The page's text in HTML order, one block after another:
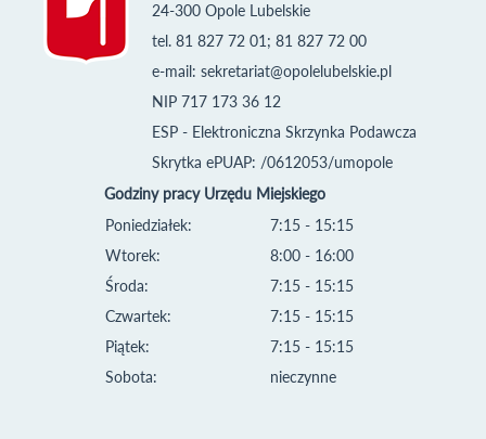
24-300 Opole Lubelskie
tel. 81 827 72 01; 81 827 72 00
e-mail: sekretariat@opolelubelskie.pl
NIP 717 173 36 12
ESP - Elektroniczna Skrzynka Podawcza
Skrytka ePUAP: /0612053/umopole
Godziny pracy Urzędu Miejskiego
Poniedziałek:
Wtorek:
Środa:
Czwartek:
Piątek:
Sobota:
7:15 - 15:15
8:00 - 16:00
7:15 - 15:15
7:15 - 15:15
7:15 - 15:15
nieczynne